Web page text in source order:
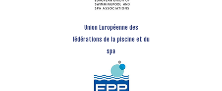
Union Européenne des
fédérations de la piscine et du
spa